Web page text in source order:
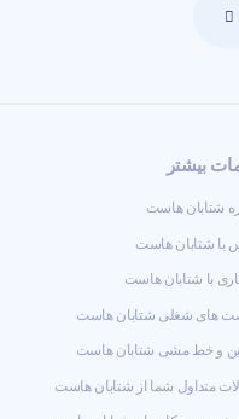
بیشتر
شتابان هاست
با شتابان هاست
با شتابان هاست
های شغلی شتابان هاست
و خط مشی شتابان هاست
متداول شما از شتابان هاست